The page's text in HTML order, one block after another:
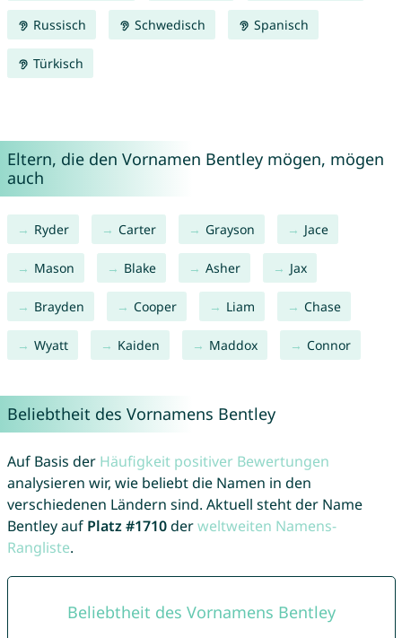
Russisch Schwedisch Spanisch
Türkisch
Eltern, die den Vornamen Bentley mögen, mögen
auch
Ryder Carter Grayson Jace
Mason Blake Asher Jax
Brayden Cooper Liam Chase
Wyatt Kaiden Maddox Connor
Beliebtheit des Vornamens Bentley
Auf Basis der Häufigkeit positiver Bewertungen
analysieren wir, wie beliebt die Namen in den
verschiedenen Ländern sind. Aktuell steht der Name
Bentley auf Platz #1710derweltweiten Namens-
Rangliste.